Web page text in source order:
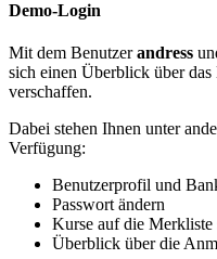
Demo-Login
Mit dem Benutzerandress
sich einen Überblick über
verschaffen.
Dabei stehen Ihnen unter
Verfügung:
Benutzerprofil und
Passwort ändern
Kurse auf die Merkliste
Überblick über die